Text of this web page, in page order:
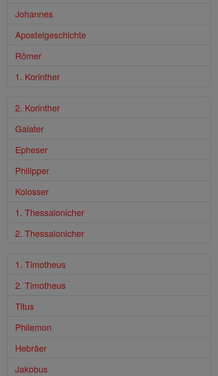
Johannes
Apostelgeschichte
Römer
1. Korinther
2. Korinther
Galater
Epheser
Philipper
Kolosser
1. Thessalonicher
2. Thessalonicher
1. Timotheus
2. Timotheus
Titus
Philemon
Hebräer
Jakobus